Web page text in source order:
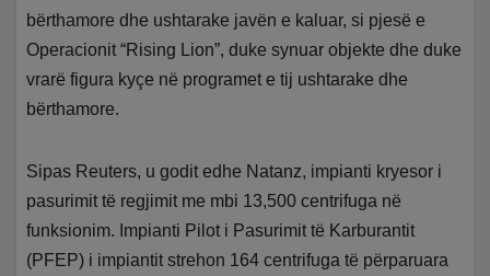
bërthamore dhe ushtarake javën e kaluar, si pjesë e
Operacionit “Rising Lion”, duke synuar objekte dhe duke
vrarë figura kyçe në programet e tij ushtarake dhe
bërthamore.
Sipas Reuters, u godit edhe Natanz, impianti kryesor i
pasurimit të regjimit me mbi 13,500 centrifuga në
funksionim. Impianti Pilot i Pasurimit të Karburantit
(PFEP) i impiantit strehon 164 centrifuga të përparuara